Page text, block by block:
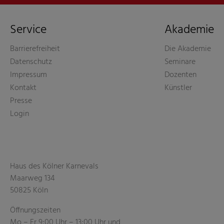
Service
Barrierefreiheit
Datenschutz
Impressum
Kontakt
Presse
Login
Akademie
Die Akademie
Seminare
Dozenten
Künstler
Haus des Kölner Karnevals
Maarweg 134
50825 Köln
Öffnungszeiten